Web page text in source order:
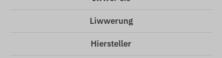
Liwwerung
Hiersteller